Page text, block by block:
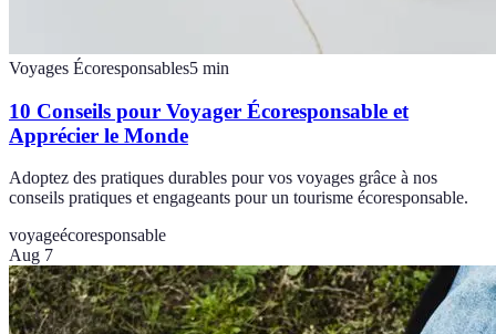
Voyages Écoresponsables5 min
10 Conseils pour Voyager Écoresponsable et
Apprécier le Monde
Adoptez des pratiques durables pour vos voyages grâce à nos
conseils pratiques et engageants pour un tourisme écoresponsable.
voyageécoresponsable
Aug 7